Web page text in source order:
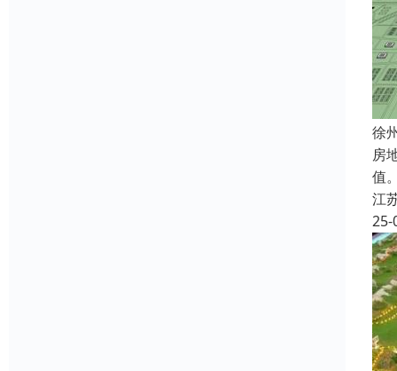
徐
房
值
江
25-